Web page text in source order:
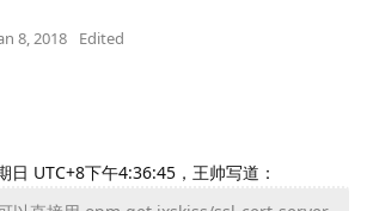
8, 2018 Edited
日 UTC+8下午4:36:45，王帅写道：